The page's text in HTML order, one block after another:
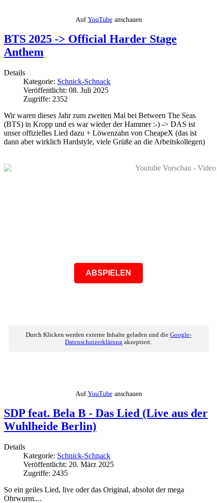
AufYouTubeanschauen
BTS 2025 -> Official Harder Stage
Anthem
Details
Kategorie: Schnick-Schnack
Veröffentlicht: 08. Juli 2025
Zugriffe: 2352
Wir waren dieses Jahr zum zweiten Mal bei Between The Seas
(BTS) in Kropp und es war wieder der Hammer :-) -> DAS ist
unser offizielles Lied dazu + Löwenzahn von CheapeX (das ist
dann aber wirklich Hardstyle, viele Grüße an die Arbeitskollegen)
ABSPIELEN
Durch Klicken werden externe Inhalte geladen und die Google-
Datenschutzerklärung akzeptiert.
AufYouTubeanschauen
SDP feat. Bela B - Das Lied (Live aus der
Wuhlheide Berlin)
Details
Kategorie: Schnick-Schnack
Veröffentlicht: 20. März 2025
Zugriffe: 2435
So ein geiles Lied, live oder das Original, absolut der mega
Ohrwurm....